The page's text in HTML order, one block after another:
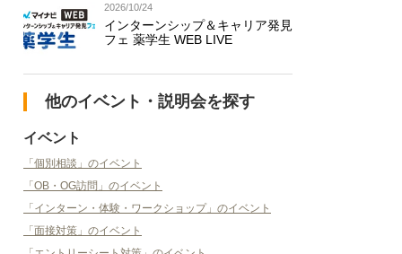
2026/10/24
インターンシップ＆キャリア発見
フェ 薬学生 WEB LIVE
他のイベント・説明会を探す
イベント
「個別相談」のイベント
「OB・OG訪問」のイベント
「インターン・体験・ワークショップ」のイベント
「面接対策」のイベント